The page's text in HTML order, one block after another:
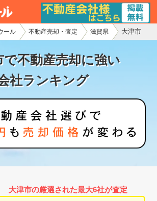
ール 不動産売却・査定 滋賀県 大津市
で不動産売却に強い
社ランキング
大津市の厳選された最大6社が査定
の不動産会社様
査定
ー